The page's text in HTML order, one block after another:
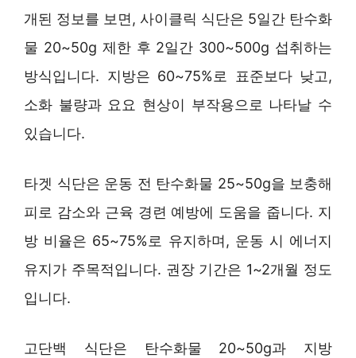
개된 정보를 보면, 사이클릭 식단은 5일간 탄수화
물 20~50g 제한 후 2일간 300~500g 섭취하는
방식입니다. 지방은 60~75%로 표준보다 낮고,
소화 불량과 요요 현상이 부작용으로 나타날 수
있습니다.
타겟 식단은 운동 전 탄수화물 25~50g을 보충해
피로 감소와 근육 경련 예방에 도움을 줍니다. 지
방 비율은 65~75%로 유지하며, 운동 시 에너지
유지가 주목적입니다. 권장 기간은 1~2개월 정도
입니다.
고단백 식단은 탄수화물 20~50g과 지방